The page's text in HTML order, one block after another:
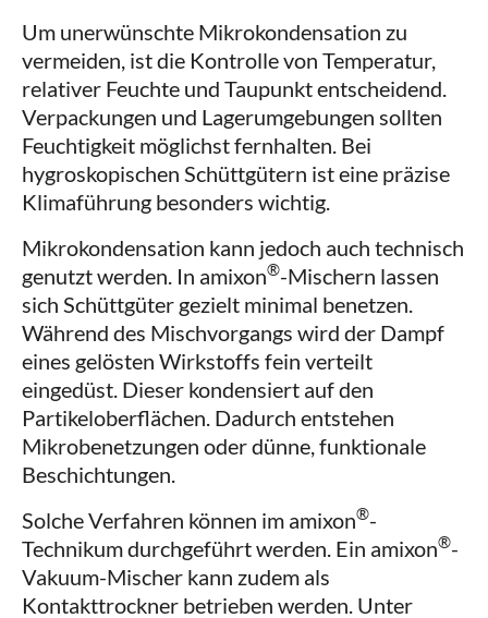
Um unerwünschte Mikrokondensation zu
vermeiden, ist die Kontrolle von Temperatur,
relativer Feuchte und Taupunkt entscheidend.
Verpackungen und Lagerumgebungen sollten
Feuchtigkeit möglichst fernhalten. Bei
hygroskopischen Schüttgütern ist eine präzise
Klimaführung besonders wichtig.
Mikrokondensation kann jedoch auch technisch
genutzt werden. In amixon®-Mischern lassen
sich Schüttgüter gezielt minimal benetzen.
Während des Mischvorgangs wird der Dampf
eines gelösten Wirkstoffs fein verteilt
eingedüst. Dieser kondensiert auf den
Partikeloberflächen. Dadurch entstehen
Mikrobenetzungen oder dünne, funktionale
Beschichtungen.
Solche Verfahren können im amixon®-
Technikum durchgeführt werden. Ein amixon®-
Vakuum-Mischer kann zudem als
Kontakttrockner betrieben werden. Unter